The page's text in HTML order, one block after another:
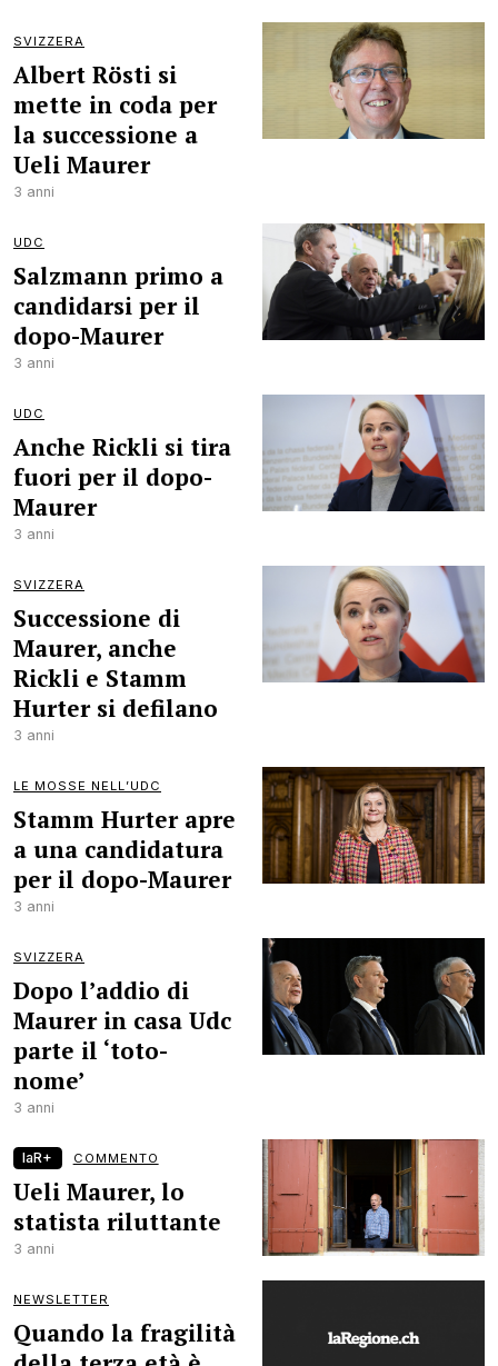
SVIZZERA
Albert Rösti si
mette in coda per
la successione a
Ueli Maurer
3 anni
UDC
Salzmann primo a
candidarsi per il
dopo-Maurer
3 anni
UDC
Anche Rickli si tira
fuori per il dopo-
Maurer
3 anni
SVIZZERA
Successione di
Maurer, anche
Rickli e Stamm
Hurter si defilano
3 anni
LE MOSSE NELL’UDC
Stamm Hurter apre
a una candidatura
per il dopo-Maurer
3 anni
SVIZZERA
Dopo l’addio di
Maurer in casa Udc
parte il ‘toto-
nome’
3 anni
laR+ COMMENTO
Ueli Maurer, lo
statista riluttante
3 anni
NEWSLETTER
Quando la fragilità